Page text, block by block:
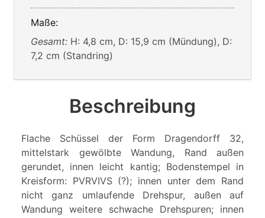
Maße:
Gesamt: H: 4,8 cm, D: 15,9 cm (Mündung), D:
7,2 cm (Standring)
Beschreibung
Flache Schüssel der Form Dragendorff 32,
mittelstark gewölbte Wandung, Rand außen
gerundet, innen leicht kantig; Bodenstempel in
Kreisform: PVRVIVS (?); innen unter dem Rand
nicht ganz umlaufende Drehspur, außen auf
Wandung weitere schwache Drehspuren; innen